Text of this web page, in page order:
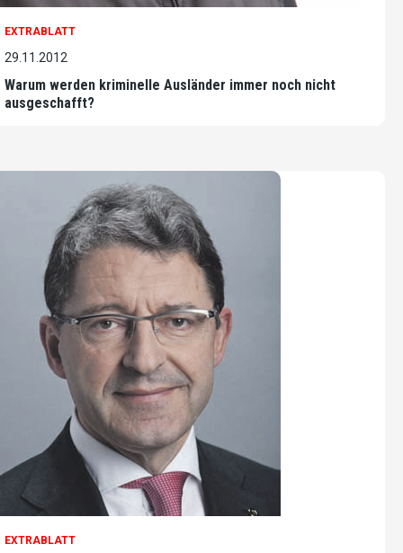
EXTRABLATT
29.11.2012
Warum werden kriminelle Ausländer immer noch nicht
ausgeschafft?
EXTRABLATT